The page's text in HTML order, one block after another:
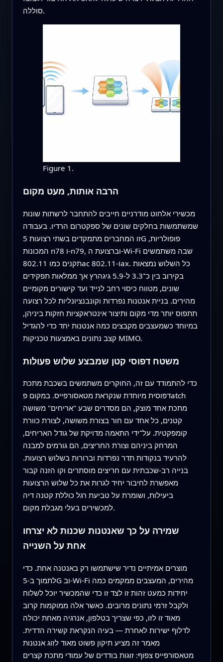
סוללה.
Figure 1.
הרבה אותות, מעט מקום
מכשירי אלחוט מודרניים חייבים להתחבר לרשתות שונות
שמשתמשות בחלקים שונים של ספקטרום הרדיו. בעבודה
זו המחברים מתמקדים בשתי רצועות 5G פופולריות,
המכונות n78 ו‑n79, וברצועת ה‑Wi‑Fi שבה משתמשים
תקנים כמו 802.11ac ו‑802.11ax. כל השלוש נמצאות
בקירוב בין כ־3.3 ל‑5.9 גיגהרץ אך ממלאות תפקידים
שונים, מטווח כיסוי רחב לנייד ועד קישורים מקומיים
מהירים. בניית אנטנות נפרדות וקונבנציונליות לכל רצועה
תתפוס יותר מדי מקום ותיצור אינטראקציות חזקות ביניהן,
במיוחד כשמעצבים מקבצים כמה אנטנות יחד כדי להגדיל
קצב נתונים באמצעות טכניקות MIMO.
משטח דפוסי קטן שמבצע שלוש פעולות
כדי להתמודד עם זה, החוקרים משתמשים בשכבת מתכת
דפוסית מיוחדת שנקראת מטאסורפייס. במקום פatch
מתכת אחד מוצק, הם מסדרים שבע "אריחים" משושה
קטנים, כל אחד עם חור בצורת משושה, לצורת כוורת
קומפקטית. על־ידי התאמה מדויקת של גודל האריחים,
המרחק ביניהם וצורת החריצים, הם גורמים למבנה
להרעיד בנקודות תדר נפרדות וברורות בשלוש רצועות.
בנייה רב‑שכבתית עם חריצים מוסתרים וקו הזנה קבור
מאפשרת לחיבור יחיד לגרות את כל שלוש הרצועות
ביעילות, ושומרת על טביעת רגל כוללת קטנה דיה
למכשירים בעלי מגבלת מקום.
שמירה על כך שאנטנות שכנות לא יצרחו
אחת על השנייה
מוצרים אמיתיים נדיר שישתמשו רק באנטנה אחת. כדי
לתמוך ב‑5G וב‑Wi‑Fi מהירים, המעצבים ממקמים כמה
יחידות כמעט זהות זו לצד זו כדי שהמכשיר יוכל לשלוח
ולקבל זרמי נתונים מרובים. כאשר אלה ממוקמות קרוב
מאוד זו לזו, כפי שצריך בטלפון, אנרגיה מאחת יכולה
לדלוף ישירות לאחרת — בעיה הנקראת קשירה הדדית.
מאמר זה מציע תיקון פשוט מאוד לזוג אנטנות
מטאסורפייס צפוף: זוגות בודדים של עמודי מתכת קצרים